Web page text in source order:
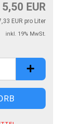
5,50 EUR
EUR pro Liter
inkl. 19% MwSt.